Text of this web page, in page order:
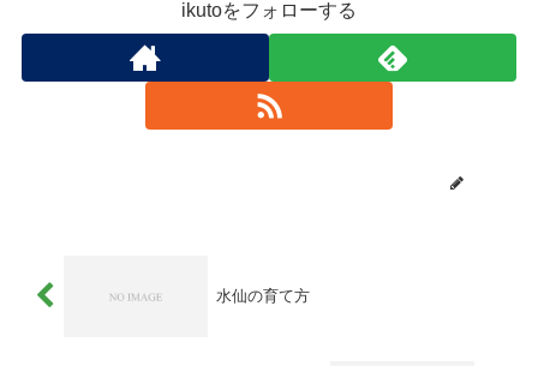
ikutoをフォローする
水仙の育て方